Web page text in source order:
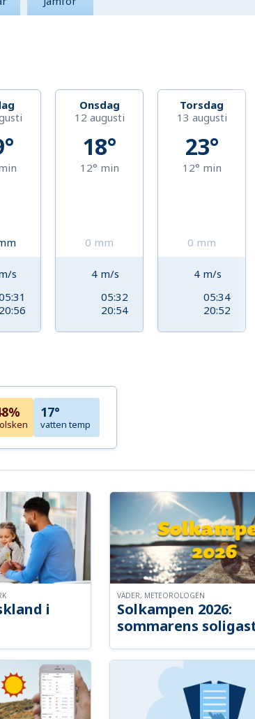
s
20:56
Onsdag
12 augusti
18°
12° min
0 mm
4 m/s
05:32
20:54
Torsdag
13 augusti
23°
12° min
0 mm
4 m/s
05:34
20:52
17°
vatten temp
i
Solkampen 2026:
sommarens
VÄDER, METEOROLOGEN